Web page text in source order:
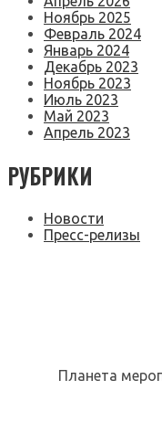
Ноябрь 2025
Февраль 2024
Январь 2024
Декабрь 2023
Ноябрь 2023
Июль 2023
Май 2023
Апрель 2023
РУБРИКИ
Новости
Пресс-релизы
Планета